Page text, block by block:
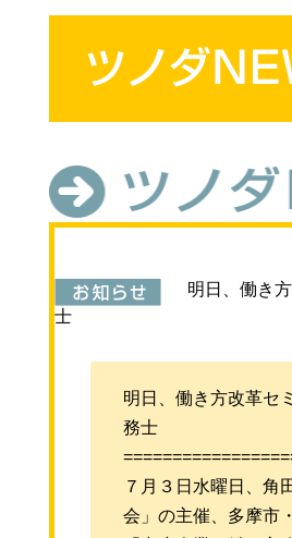
明日、働き
士
明日、働き方改革セ
務士
７月３日水曜日、角
会」の主催、多摩市